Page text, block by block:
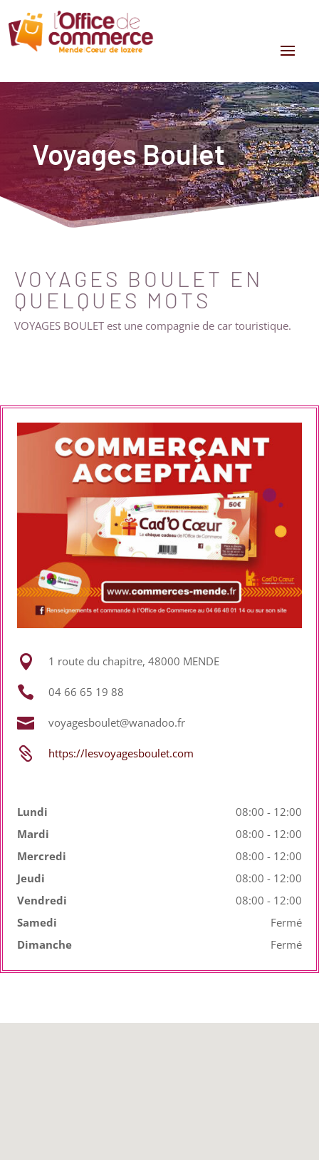
Voyages Boulet
VOYAGES BOULET EN
QUELQUES MOTS
VOYAGES BOULET est une compagnie de car touristique.
 1 route du chapitre, 48000 MENDE
 04 66 65 19 88
 voyagesboulet@wanadoo.fr
 https://lesvoyagesboulet.com
Lundi
08:00 - 12:00
Mardi
08:00 - 12:00
Mercredi
08:00 - 12:00
Jeudi
08:00 - 12:00
Vendredi
08:00 - 12:00
Samedi
Fermé
Dimanche
Fermé